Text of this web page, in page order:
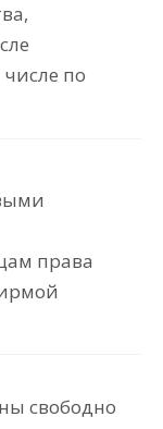
по
права
свободно